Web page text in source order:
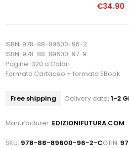
€34.90
ISBN: 978-88-89600-96-2
ISBN: 978-88-89600-97-9
Pagine: 320 a Colori
Formato Cartaceo + formato EBook
Free shipping Delivery date: 1-2
Manufacturer: EDIZIONIFUTURA.COM
SKU: 978-88-89600-96-2-CGTIN: